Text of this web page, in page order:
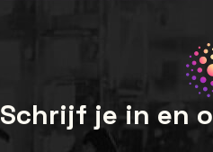
Schrijf je in en